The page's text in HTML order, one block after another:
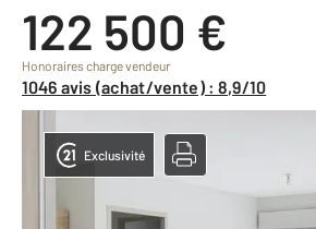
122 500 €
Honoraires charge vendeur
1046 avis (achat/vente) : 8,9/10
Exclusivité